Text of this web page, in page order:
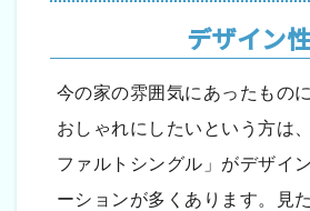
デザイン
今の家の雰囲気にあったもの
おしゃれにしたいという方は
ファルトシングル」がデザイ
ーションが多くあります。見